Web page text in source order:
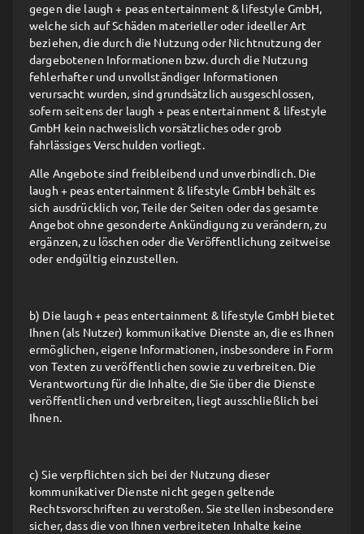
gegen die laugh + peas entertainment & lifestyle GmbH,
welche sich auf Schäden materieller oder ideeller Art
beziehen, die durch die Nutzung oder Nichtnutzung der
dargebotenen Informationen bzw. durch die Nutzung
fehlerhafter und unvollständiger Informationen
verursacht wurden, sind grundsätzlich ausgeschlossen,
sofern seitens der laugh + peas entertainment & lifestyle
GmbH kein nachweislich vorsätzliches oder grob
fahrlässiges Verschulden vorliegt.
Alle Angebote sind freibleibend und unverbindlich. Die
laugh + peas entertainment & lifestyle GmbH behält es
sich ausdrücklich vor, Teile der Seiten oder das gesamte
Angebot ohne gesonderte Ankündigung zu verändern, zu
ergänzen, zu löschen oder die Veröffentlichung zeitweise
oder endgültig einzustellen.
b) Die laugh + peas entertainment & lifestyle GmbH bietet
Ihnen (als Nutzer) kommunikative Dienste an, die es Ihnen
ermöglichen, eigene Informationen, insbesondere in Form
von Texten zu veröffentlichen sowie zu verbreiten. Die
Verantwortung für die Inhalte, die Sie über die Dienste
veröffentlichen und verbreiten, liegt ausschließlich bei
Ihnen.
c) Sie verpflichten sich bei der Nutzung dieser
kommunikativer Dienste nicht gegen geltende
Rechtsvorschriften zu verstoßen. Sie stellen insbesondere
sicher, dass die von Ihnen verbreiteten Inhalte keine